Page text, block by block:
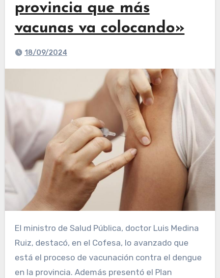
provincia que más
vacunas va colocando»
18/09/2024
El ministro de Salud Pública, doctor Luis Medina
Ruiz, destacó, en el Cofesa, lo avanzado que
está el proceso de vacunación contra el dengue
en la provincia. Además presentó el Plan